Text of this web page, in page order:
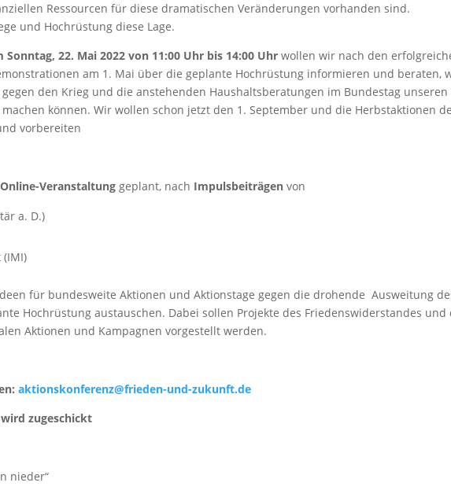
Ressourcen für diese dramatischen Veränderungen vorhanden sind.
und Hochrüstung diese Lage.
Sonntag, 22. Mai 2022 von 11:00 Uhr bis 14:00 Uhr wollen wir nach den
am 1. Mai über die geplante Hochrüstung informieren und beraten,
den Krieg und die anstehenden Haushaltsberatungen im Bundestag unseren
können. Wir wollen schon jetzt den 1. September und die Herbstaktionen
vorbereiten
Online-Veranstaltung geplant, nach Impulsbeiträgen von
a. D.)
für bundesweite Aktionen und Aktionstage gegen die drohende Ausweitung
Hochrüstung austauschen. Dabei sollen Projekte des Friedenswiderstandes und
Aktionen und Kampagnen vorgestellt werden.
aktionskonferenz@frieden-und-zukunft.de
zugeschickt
nieder“